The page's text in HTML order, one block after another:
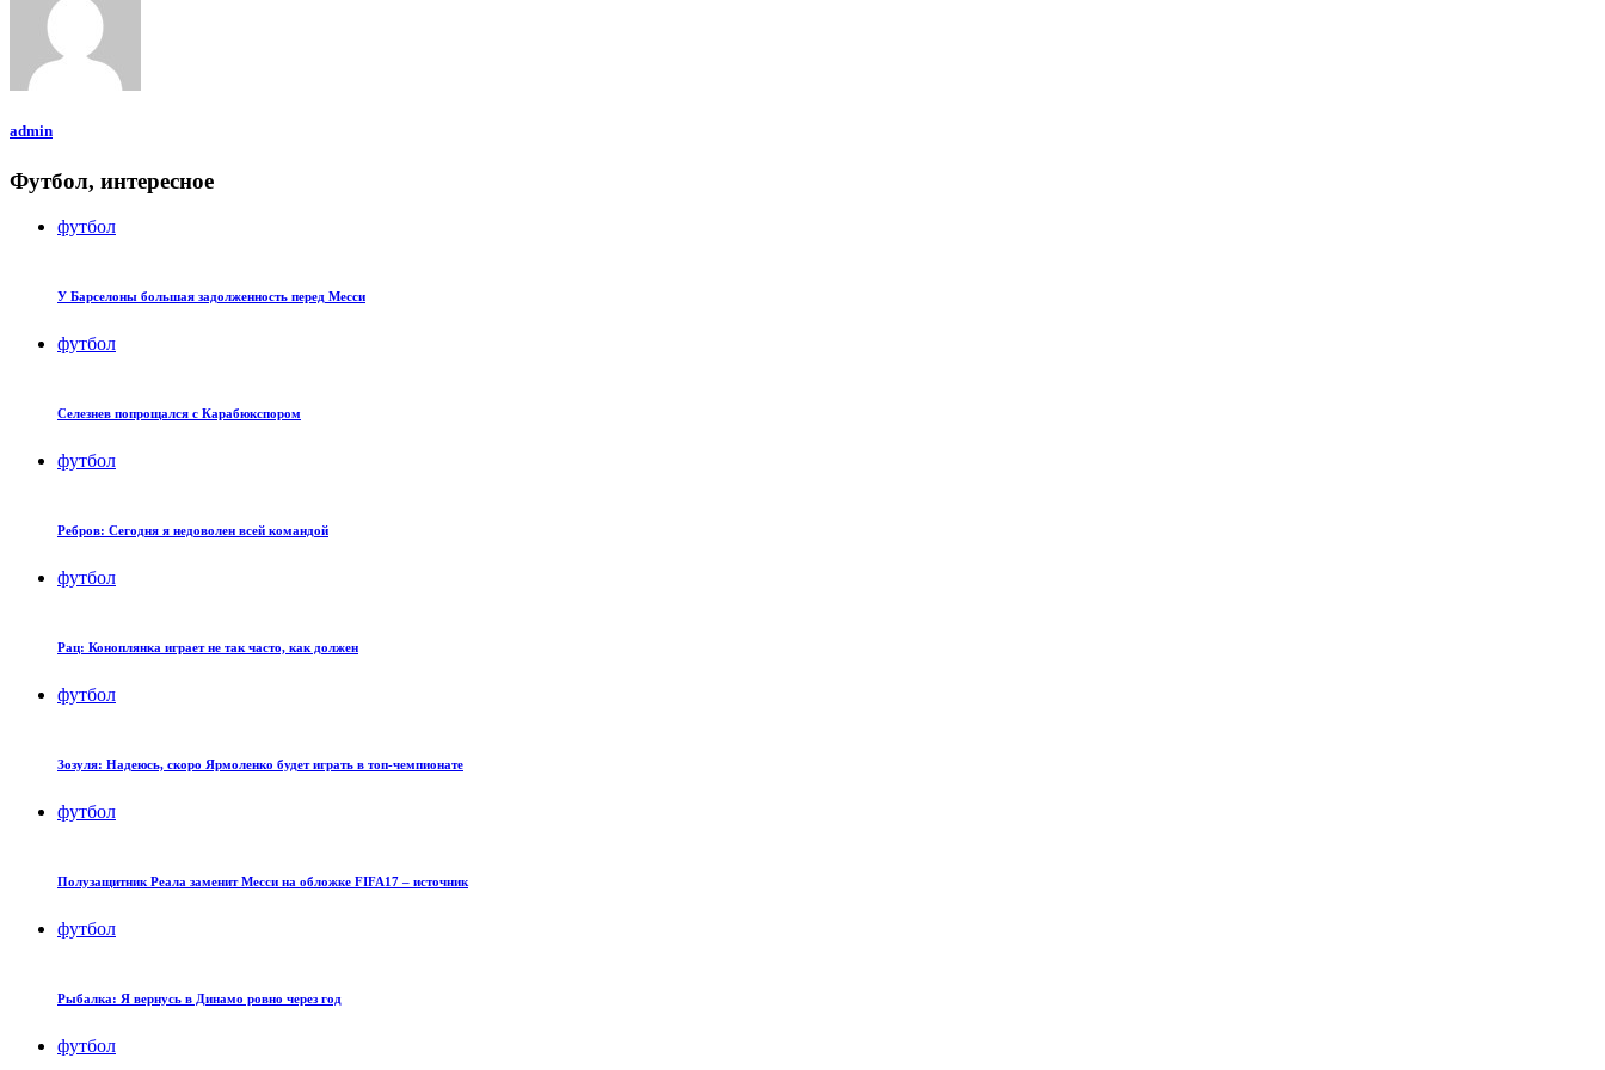
admin
Футбол, интересное
футбол
У Барселоны большая задолженность перед Месси
футбол
Селезнев попрощался с Карабюкспором
футбол
Ребров: Сегодня я недоволен всей командой
футбол
Рац: Коноплянка играет не так часто, как должен
футбол
Зозуля: Надеюсь, скоро Ярмоленко будет играть в топ-чемпионате
футбол
Полузащитник Реала заменит Месси на обложке FIFA17 – источник
футбол
Рыбалка: Я вернусь в Динамо ровно через год
футбол